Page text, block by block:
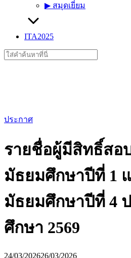
▶︎ สมุดเยี่ยม
ITA2025
Search
for:
ประกาศ
รายชื่อผู้มีสิทธิ์สอ
มัธยมศึกษาปีที่ 1
มัธยมศึกษาปีที่ 4
ศึกษา 2569
24/03/202626/03/2026